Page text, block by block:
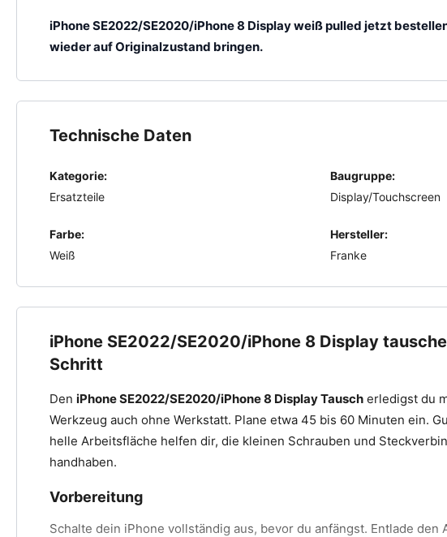
iPhone SE2022/SE2020/iPhone 8 Display weiß pulled jetzt
wieder auf Originalzustand bringen.
Technische Daten
Kategorie:
Ersatzteile
Baugruppe:
Display/Touchscreen
Farbe:
Weiß
Hersteller:
Franke
iPhone SE2022/SE2020/iPhone 8 Display
Schritt
Den iPhone SE2022/SE2020/iPhone 8 Display Tausch erledigst du
Werkzeug auch ohne Werkstatt. Plane etwa 45 bis 60 Minuten ein.
helle Arbeitsfläche helfen dir, die kleinen Schrauben und
handhaben.
Vorbereitung
Schalte dein iPhone vollständig aus, bevor du anfängst. Entlade den